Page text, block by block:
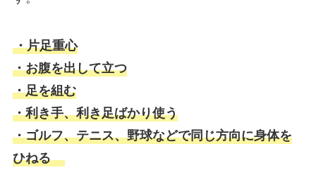
・片足重心
・お腹を出して立つ
・足を組む
・利き手、利き足ばかり使う
・ゴルフ、テニス、野球などで同じ方向に身体を
ひねる